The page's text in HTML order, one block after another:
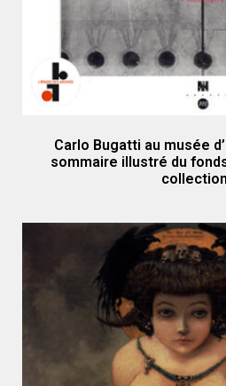
Carlo Bugatti au musée
sommaire illustré du